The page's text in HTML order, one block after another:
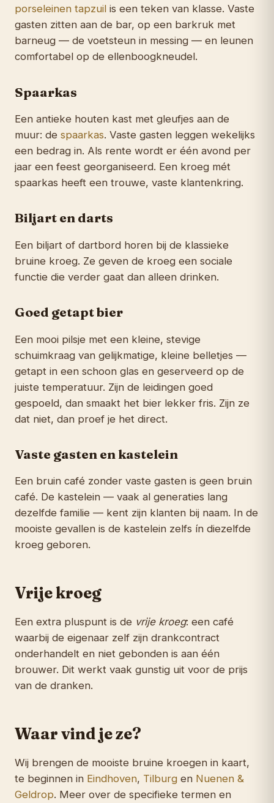
porseleinen tapzuil is een teken van klasse. Vaste
gasten zitten aan de bar, op een barkruk met
barneug — de voetsteun in messing — en leunen
comfortabel op de ellenboogkneudel.
Spaarkas
Een antieke houten kast met gleufjes aan de
muur: de spaarkas. Vaste gasten leggen wekelijks
een bedrag in. Als rente wordt er één avond per
jaar een feest georganiseerd. Een kroeg mét
spaarkas heeft een trouwe, vaste klantenkring.
Biljart en darts
Een biljart of dartbord horen bij de klassieke
bruine kroeg. Ze geven de kroeg een sociale
functie die verder gaat dan alleen drinken.
Goed getapt bier
Een mooi pilsje met een kleine, stevige
schuimkraag van gelijkmatige, kleine belletjes —
getapt in een schoon glas en geserveerd op de
juiste temperatuur. Zijn de leidingen goed
gespoeld, dan smaakt het bier lekker fris. Zijn ze
dat niet, dan proef je het direct.
Vaste gasten en kastelein
Een bruin café zonder vaste gasten is geen bruin
café. De kastelein — vaak al generaties lang
dezelfde familie — kent zijn klanten bij naam. In de
mooiste gevallen is de kastelein zelfs ín diezelfde
kroeg geboren.
Vrije kroeg
Een extra pluspunt is de vrije kroeg: een café
waarbij de eigenaar zelf zijn drankcontract
onderhandelt en niet gebonden is aan één
brouwer. Dit werkt vaak gunstig uit voor de prijs
van de dranken.
Waar vind je ze?
Wij brengen de mooiste bruine kroegen in kaart,
te beginnen in Eindhoven, Tilburg en Nuenen &
Geldrop. Meer over de specifieke termen en